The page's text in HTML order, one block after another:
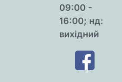
09:00 -
16:00; нд:
вихідний